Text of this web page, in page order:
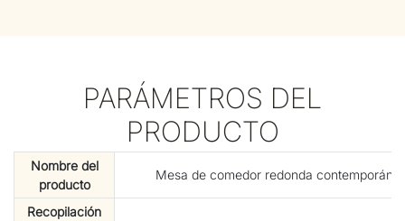
PARÁMETROS DEL
PRODUCTO
Nombre del
producto
Mesa de comedor redonda
Recopilación